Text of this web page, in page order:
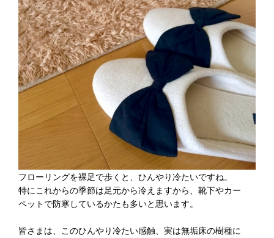
フローリングを裸足で歩くと、ひんやり冷たいですね。
特にこれからの季節は足元から冷えますから、靴下やカー
ペットで防寒しているかたも多いと思います。
皆さまは、このひんやり冷たい感触、実は無垢床の樹種に